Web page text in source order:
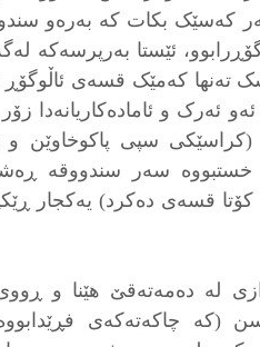
کەسێک بکات کە بەرەو
ئێستا بەرپرسەکە
تەنها کەمێک قسەی ئاڵوگۆڕ
و ئامادەکاریانەدا زۆر
(کراسێکی سپی پاکوخاوێن و
خستبووە سەر سندووقە
کۆتا قسەی دەکرد) یەکجار
لە دەمەتەقێ هێنا و
(کە چاکەتەکەی